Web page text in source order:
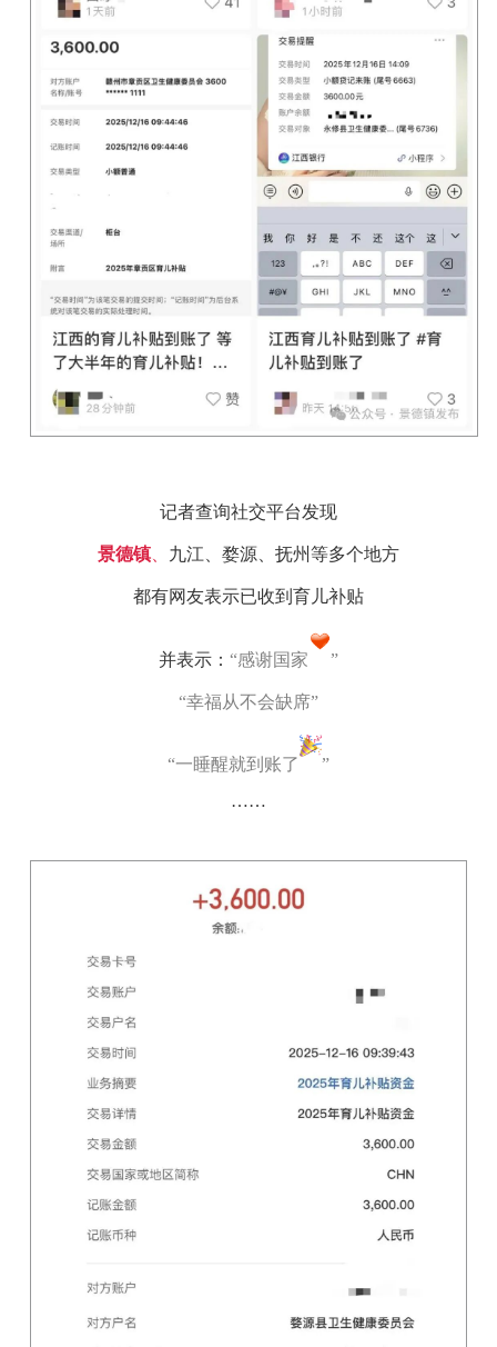
记者查询社交平台发现
景德镇 九江、婺源、抚州等多个地方
都有网友表示已收到育儿补贴
并表示： “感谢国家 ”
“幸福从不会缺席”
“一睡醒就到账了
”
……